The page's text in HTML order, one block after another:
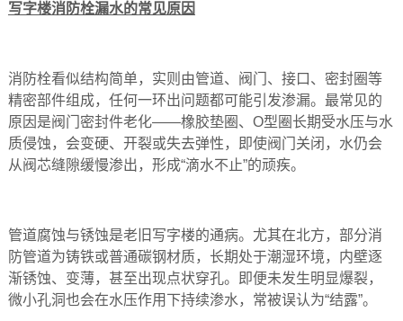
写字楼消防栓漏水的常见原因
消防栓看似结构简单，实则由管道、阀门、接口、密封圈等
精密部件组成，任何一环出问题都可能引发渗漏。最常见的
原因是‌阀门密封件老化‌——橡胶垫圈、O型圈长期受水压与水
质侵蚀，会变硬、开裂或失去弹性，即使阀门关闭，水仍会
从阀芯缝隙缓慢渗出，形成“滴水不止”的顽疾。
管道腐蚀与锈蚀‌是老旧写字楼的通病。尤其在北方，部分消
防管道为铸铁或普通碳钢材质，长期处于潮湿环境，内壁逐
渐锈蚀、变薄，甚至出现点状穿孔。即便未发生明显爆裂，
微小孔洞也会在水压作用下持续渗水，常被误认为“结露”。